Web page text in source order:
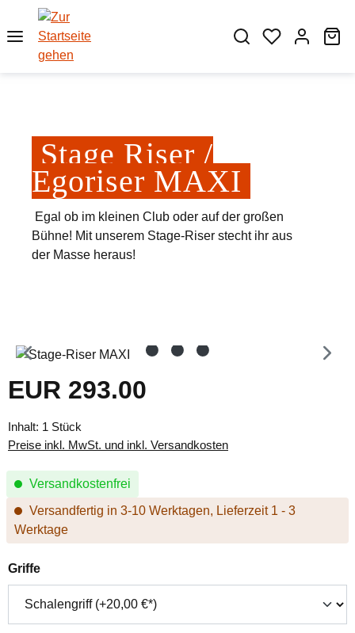
Zum Hauptinhalt springen
Stage Riser /
Egoriser MAXI
Egal ob im kleinen Club oder auf der großen
Bühne! Mit unserem Stage-Riser stecht ihr aus
der Masse heraus!
Bildergalerie überspringen
Regulärer Preis:
EUR 293.00
Inhalt: 1 Stück
Preise inkl. MwSt. und inkl. Versandkosten
Versandkostenfrei
Versandfertig in 3-10 Werktagen, Lieferzeit 1 - 3
Werktage
Griffeauswählen